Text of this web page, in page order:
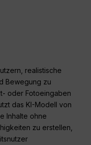
realistische
Bewegung zu
oder Fotoeingaben
das KI-Modell von
Inhalte ohne
zu erstellen,